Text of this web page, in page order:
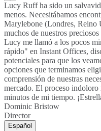
Lucy Ruff ha sido un
menos. Necesitábamos
Marylebone (Londres, Reino
muchos de nuestros
Lucy me llamó a los pocos
rápido" en Instant Offices,
potenciales para que los
opciones que terminamos
comprensión de nuestras
mercado. El proceso
minutos de mi tiempo.
Dominic Bristow
Director
Español